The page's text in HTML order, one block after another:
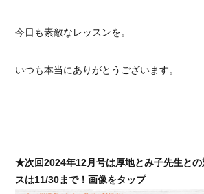
今日も素敵なレッスンを。
いつも本当にありがとうございます。
★次回2024年12月号は厚地とみ子先生との
スは11/30まで！画像をタップ